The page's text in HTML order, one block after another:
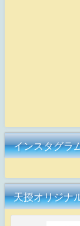
インスタグラ
天授オリジナ